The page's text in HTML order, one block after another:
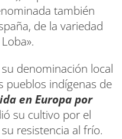
también
de la variedad
denominación local
pueblos indígenas de
en Europa por
su cultivo por el
resistencia al frío.